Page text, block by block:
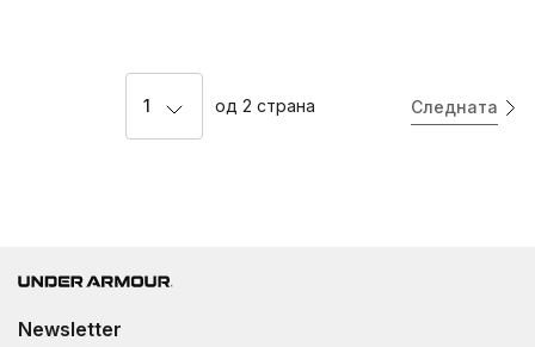
1 од 2 страна Следната
Newsletter